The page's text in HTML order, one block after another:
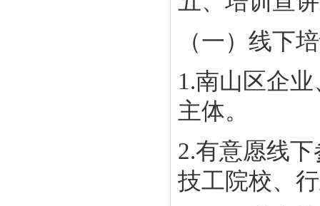
（一）线下
1.南山区企
主体。
2.有意愿线
技工院校、